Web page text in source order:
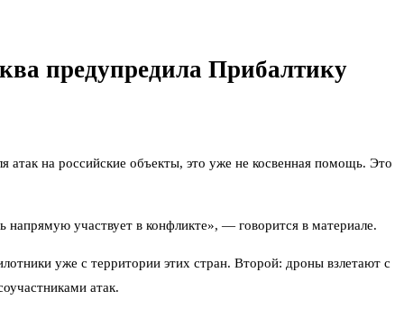
предупредила Прибалтику
на российские объекты, это уже не косвенная помощь. Это
участвует в конфликте», — говорится в материале.
уже с территории этих стран. Второй: дроны взлетают с
атак.